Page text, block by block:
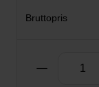
Ta bort